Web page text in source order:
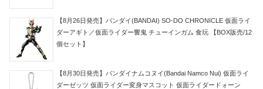
【8月26日発売】バンダイ(BANDAI) SO-DO CHRONICLE 仮面ライ
ダーアギト／仮面ライダー響鬼 チューインガム 食玩 【BOX販売/12
個セット】
【8月30日発売】バンダイナムコヌイ(Bandai Namco Nui) 仮面ライ
ダーゼッツ 仮面ライダー変身マスコット 仮面ライダードォーン